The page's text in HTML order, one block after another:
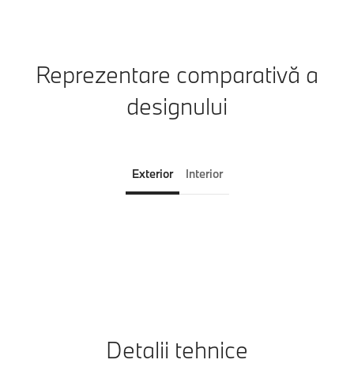
Reprezentare comparativă a
designului
Exterior Interior
Detalii tehnice